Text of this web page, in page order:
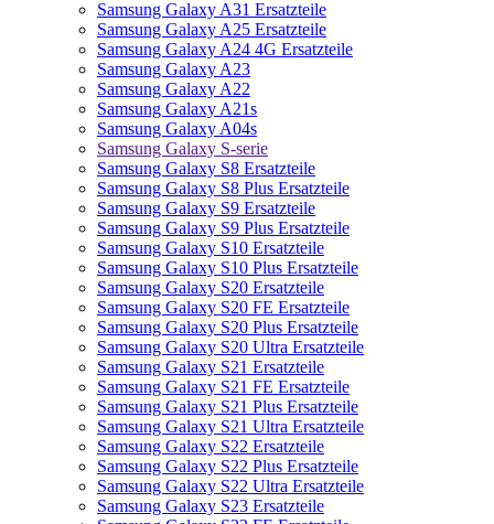
Samsung Galaxy A31 Ersatzteile
Samsung Galaxy A25 Ersatzteile
Samsung Galaxy A24 4G Ersatzteile
Samsung Galaxy A23
Samsung Galaxy A22
Samsung Galaxy A21s
Samsung Galaxy A04s
Samsung Galaxy S-serie
Samsung Galaxy S8 Ersatzteile
Samsung Galaxy S8 Plus Ersatzteile
Samsung Galaxy S9 Ersatzteile
Samsung Galaxy S9 Plus Ersatzteile
Samsung Galaxy S10 Ersatzteile
Samsung Galaxy S10 Plus Ersatzteile
Samsung Galaxy S20 Ersatzteile
Samsung Galaxy S20 FE Ersatzteile
Samsung Galaxy S20 Plus Ersatzteile
Samsung Galaxy S20 Ultra Ersatzteile
Samsung Galaxy S21 Ersatzteile
Samsung Galaxy S21 FE Ersatzteile
Samsung Galaxy S21 Plus Ersatzteile
Samsung Galaxy S21 Ultra Ersatzteile
Samsung Galaxy S22 Ersatzteile
Samsung Galaxy S22 Plus Ersatzteile
Samsung Galaxy S22 Ultra Ersatzteile
Samsung Galaxy S23 Ersatzteile